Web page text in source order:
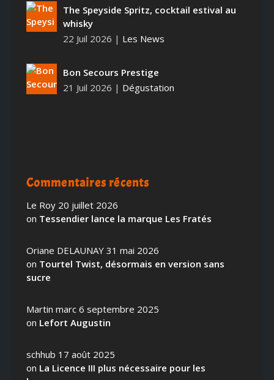
The Speyside Spritz, cocktail estival au
whisky
22 Juil 2026 | Les News
Bon Secours Prestige
21 Juil 2026 | Dégustation
Commentaires récents
Le Roy 20 juillet 2026
on Tessendier lance la marque Les Fratés
Oriane DELAUNAY 31 mai 2026
on Tourtel Twist, désormais en version sans
sucre
Martin marc 6 septembre 2025
on Lefort Augustin
schhub 17 août 2025
on La Licence III plus nécessaire pour les